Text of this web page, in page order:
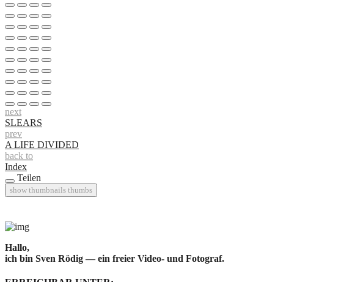
next
SLEARS
prev
A LIFE DIVIDED
back to
Index
Teilen
show thumbnails thumbs
Hallo,
ich bin Sven Rödig — ein freier Video- und Fotograf.